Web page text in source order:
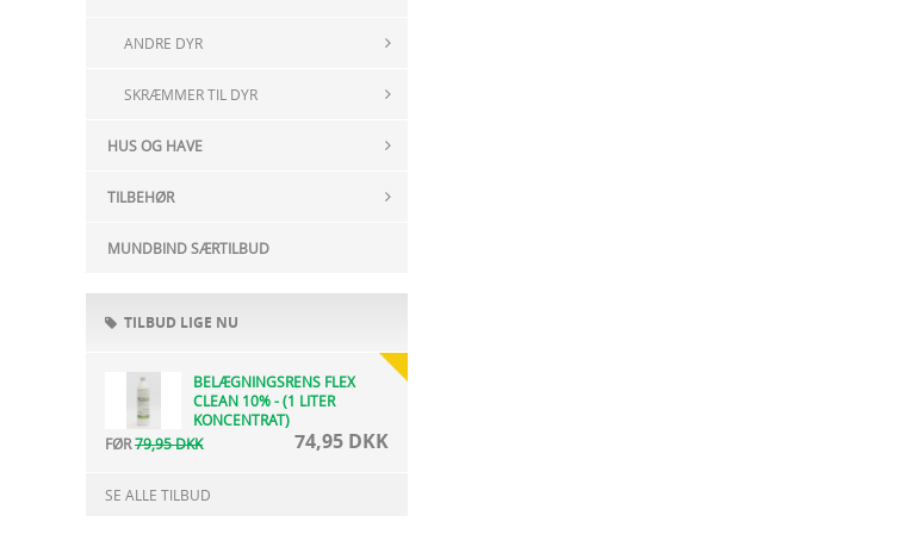
ANDRE DYR
SKRÆMMER TIL DYR
HUS OG HAVE
TILBEHØR
MUNDBIND SÆRTILBUD
TILBUD LIGE NU
BELÆGNINGSRENS FLEX
CLEAN 10% - (1 LITER
KONCENTRAT)
FØR79,95 DKK 74,95 DKK
SE ALLE TILBUD